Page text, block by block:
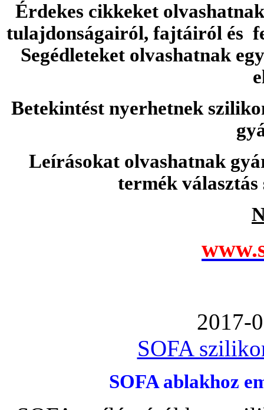
Érdekes cikkeket
tulajdonságairól, fajtáiról és
Segédleteket olvashatnak
Betekintést nyerhetnek
Leírásokat olvashatnak
termék
2017-
SOFA
SOFA ablakhoz